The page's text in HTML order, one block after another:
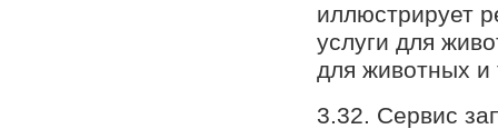
иллюстрирует
услуги для
для животных и
3.32. Сервис